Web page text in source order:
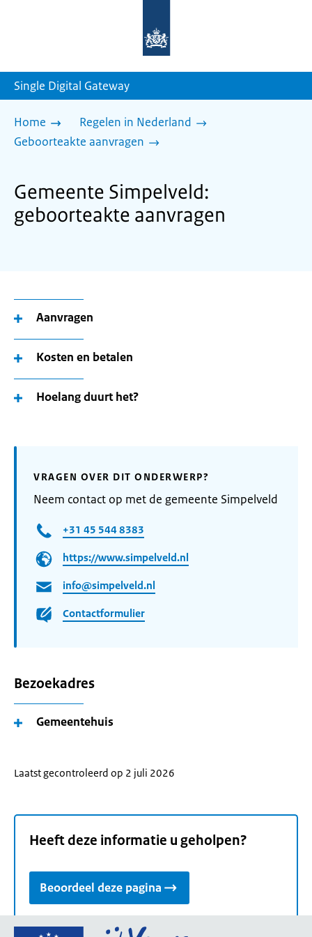
homepage
Single Digital Gateway
Home
Regelen in Nederland
Geboorteakte aanvragen
Gemeente Simpelveld:
geboorteakte aanvragen
Aanvragen
Kosten en betalen
Hoelang duurt het?
VRAGEN OVER DIT ONDERWERP?
Neem contact op met de gemeente Simpelveld
+31 45 544 8383
https://www.simpelveld.nl
info@simpelveld.nl
Contactformulier
Bezoekadres
Gemeentehuis
Laatst gecontroleerd op 2 juli 2026
Heeft deze informatie u geholpen?
Beoordeel deze pagina